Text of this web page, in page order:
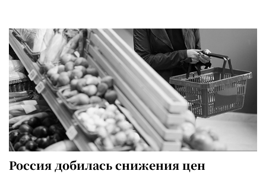
Россия добилась снижения цен